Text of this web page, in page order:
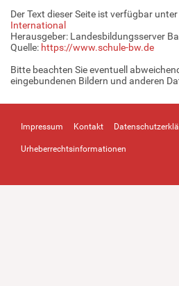
Der Text dieser Seite ist verfügbar
International
Herausgeber: Landesbildungsserver
Quelle: https://www.schule-bw.de
Bitte beachten Sie eventuell
eingebundenen Bildern und anderen
Impressum Kontakt
Urheberrechtsinformationen